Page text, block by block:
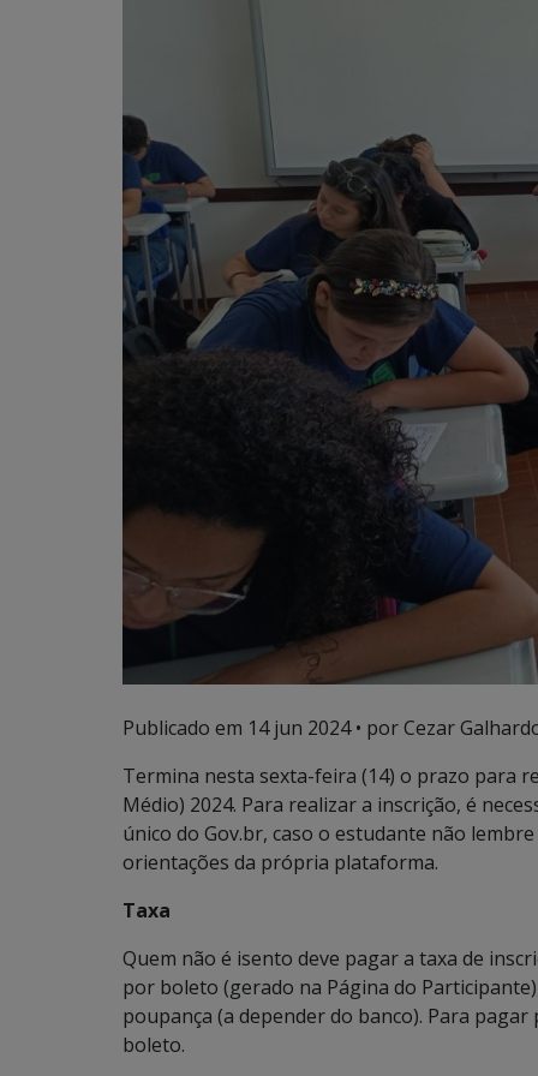
Publicado em 14 jun 2024• por Cezar
Termina nesta sexta-feira (14) o prazo para
Médio) 2024. Para realizar a inscrição, é
único do Gov.br, caso o estudante não
orientações da própria plataforma.
Taxa
Quem não é isento deve pagar a taxa de
por boleto (gerado na Página do
poupança (a depender do banco). Para
boleto.